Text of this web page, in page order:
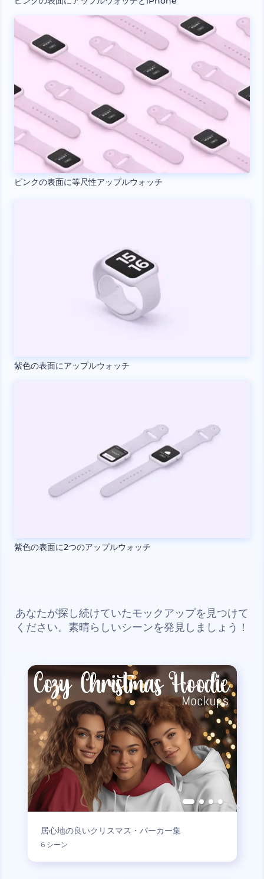
ピンクの表面に等尺性アップルウォッチ
紫色の表面にアップルウォッチ
紫色の表面に2つのアップルウォッチ
あなたが探し続けていたモックアップを見つけて
ください。素晴らしいシーンを発見しましょう！
居心地の良いクリスマス・パーカー集
6 シーン